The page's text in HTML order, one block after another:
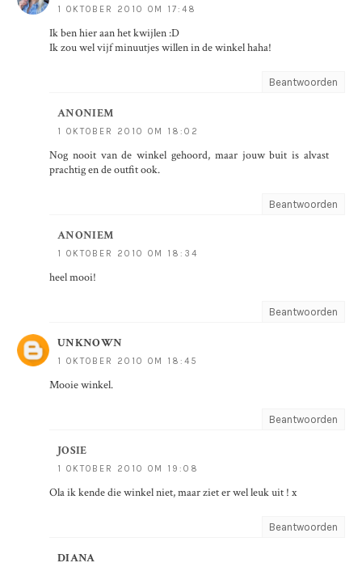
1 OKTOBER 2010 OM 17:48
Ik ben hier aan het kwijlen :D
Ik zou wel vijf minuutjes willen in de winkel haha!
Beantwoorden
ANONIEM
1 OKTOBER 2010 OM 18:02
Nog nooit van de winkel gehoord, maar jouw buit is alvast
prachtig en de outfit ook.
Beantwoorden
ANONIEM
1 OKTOBER 2010 OM 18:34
heel mooi!
Beantwoorden
UNKNOWN
1 OKTOBER 2010 OM 18:45
Mooie winkel.
Beantwoorden
JOSIE
1 OKTOBER 2010 OM 19:08
Ola ik kende die winkel niet, maar ziet er wel leuk uit ! x
Beantwoorden
DIANA